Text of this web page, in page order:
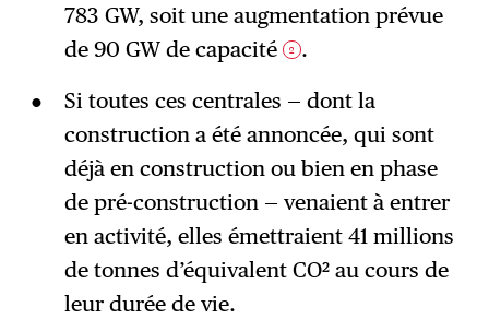
783 GW, soit une augmentation prévue
de 90 GW de capacité
2 .
Si toutes ces centrales — dont la
construction a été annoncée, qui sont
déjà en construction ou bien en phase
de pré-construction — venaient à entrer
en activité, elles émettraient 41 millions
de tonnes d’équivalent CO² au cours de
leur durée de vie.